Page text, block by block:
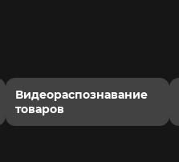
Видеораспознавание
товаров